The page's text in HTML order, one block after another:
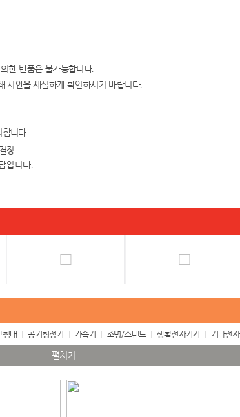
한 반품은 불가능합니다.
시안을 세심하게 확인하시기 바랍니다.
합니다.
정
입니다.
침대 공기청정기 가습기 조명/스탠드 생활전자기기 기타전자
펼치기